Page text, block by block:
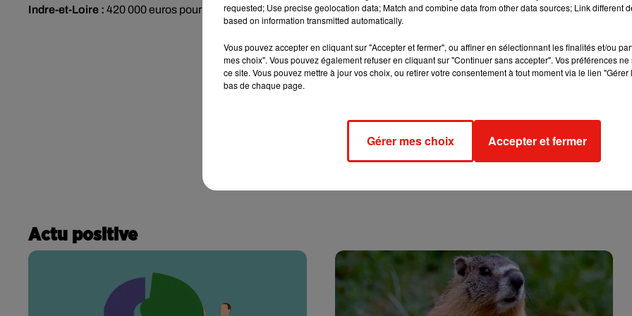
Indre-et-Loire : 420 000 euros pour le centre hospitalier de Chinon.
Actu positive
requested; Use precise geolocation data; Match and combine data from other data sources; Link different
based on information transmitted automatically.
Vous pouvez accepter en cliquant sur "Accepter et fermer", ou affiner en sélectionnant les finalités et/ou
mes choix". Vous pouvez également refuser en cliquant sur "Continuer sans accepter". Vos préférences
ce site. Vous pouvez mettre à jour vos choix, ou retirer votre consentement à tout moment via le lien
bas de chaque page.
Gérer mes choix Accepter et fermer